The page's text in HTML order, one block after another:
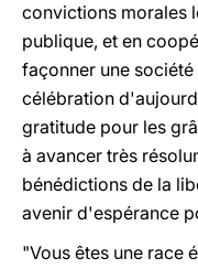
convictions morales
publique, et en
façonner une
célébration
gratitude pour les
à avancer très
bénédictions de la
avenir d'espérance
"Vous êtes une race